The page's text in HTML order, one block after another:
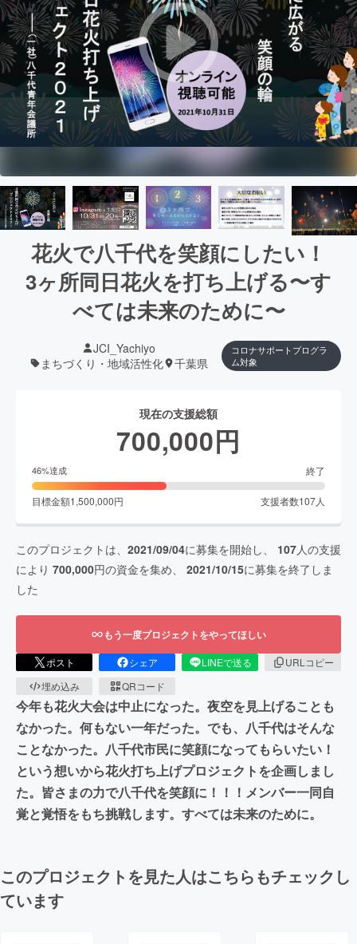
花火で八千代を笑顔にしたい！
3ヶ所同日花火を打ち上げる〜す
べては未来のために〜
JCI_Yachiyo
まちづくり・地域活性化
千葉県
コロナサポートプログラ
ム対象
現在の支援総額
700,000円
46%達成 終了
目標金額1,500,000円 支援者数107人
このプロジェクトは、 2021/09/04に募集を開始し、 107人の支援
により 700,000円の資金を集め、 2021/10/15に募集を終了しま
した
もう一度プロジェクトをやってほしい
ポスト シェア LINEで送る
URLコピー
埋め込み
QRコード
今年も花火大会は中止になった。夜空を見上げることも
なかった。何もない一年だった。でも、八千代はそんな
ことなかった。八千代市民に笑顔になってもらいたい！
という想いから花火打ち上げプロジェクトを企画しまし
た。皆さまの力で八千代を笑顔に！！！メンバー一同自
覚と覚悟をもち挑戦します。すべては未来のために。
このプロジェクトを見た人はこちらもチェックし
ています